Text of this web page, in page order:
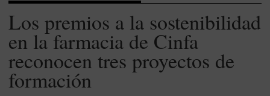
Los premios a la sostenibilidad
en la farmacia de Cinfa
reconocen tres proyectos de
formación